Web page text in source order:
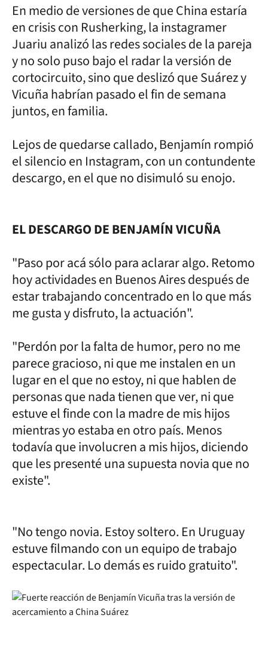
En medio de versiones de que China estaría
en crisis con Rusherking, la instagramer
Juariu analizó las redes sociales de la pareja
y no solo puso bajo el radar la versión de
cortocircuito, sino que deslizó que Suárez y
Vicuña habrían pasado el fin de semana
juntos, en familia.
Lejos de quedarse callado, Benjamín rompió
el silencio en Instagram, con un contundente
descargo, en el que no disimuló su enojo.
EL DESCARGO DE BENJAMÍN VICUÑA
"Paso por acá sólo para aclarar algo. Retomo
hoy actividades en Buenos Aires después de
estar trabajando concentrado en lo que más
me gusta y disfruto, la actuación".
"Perdón por la falta de humor, pero no me
parece gracioso, ni que me instalen en un
lugar en el que no estoy, ni que hablen de
personas que nada tienen que ver, ni que
estuve el finde con la madre de mis hijos
mientras yo estaba en otro país. Menos
todavía que involucren a mis hijos, diciendo
que les presenté una supuesta novia que no
existe".
"No tengo novia. Estoy soltero. En Uruguay
estuve filmando con un equipo de trabajo
espectacular. Lo demás es ruido gratuito".